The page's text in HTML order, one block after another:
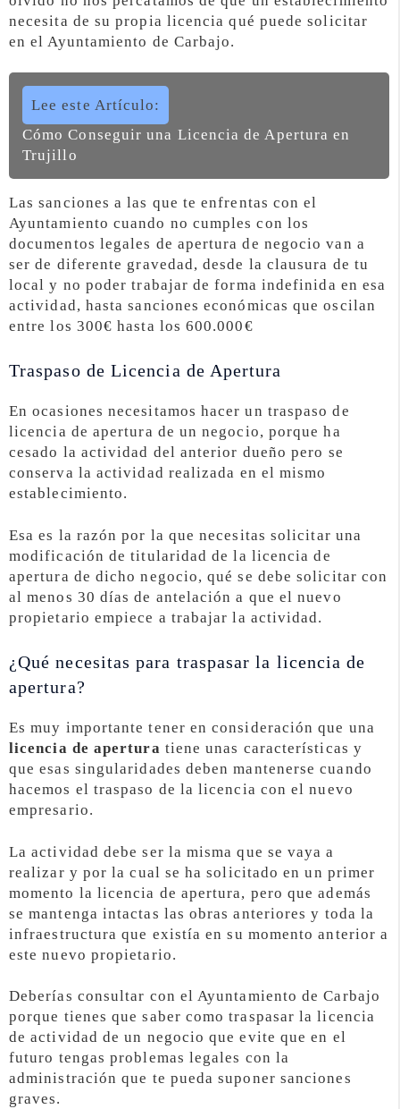
necesita de su propia licencia qué puede solicitar
en el Ayuntamiento de Carbajo.
Lee este Artículo:
Cómo Conseguir una Licencia de Apertura en
Trujillo
Las sanciones a las que te enfrentas con el
Ayuntamiento cuando no cumples con los
documentos legales de apertura de negocio van a
ser de diferente gravedad, desde la clausura de tu
local y no poder trabajar de forma indefinida en esa
actividad, hasta sanciones económicas que oscilan
entre los 300€ hasta los 600.000€
Traspaso de Licencia de Apertura
En ocasiones necesitamos hacer un traspaso de
licencia de apertura de un negocio, porque ha
cesado la actividad del anterior dueño pero se
conserva la actividad realizada en el mismo
establecimiento.
Esa es la razón por la que necesitas solicitar una
modificación de titularidad de la licencia de
apertura de dicho negocio, qué se debe solicitar con
al menos 30 días de antelación a que el nuevo
propietario empiece a trabajar la actividad.
¿Qué necesitas para traspasar la licencia de
apertura?
Es muy importante tener en consideración que una
licencia de apertura tiene unas características y
que esas singularidades deben mantenerse cuando
hacemos el traspaso de la licencia con el nuevo
empresario.
La actividad debe ser la misma que se vaya a
realizar y por la cual se ha solicitado en un primer
momento la licencia de apertura, pero que además
se mantenga intactas las obras anteriores y toda la
infraestructura que existía en su momento anterior a
este nuevo propietario.
Deberías consultar con el Ayuntamiento de Carbajo
porque tienes que saber como traspasar la licencia
de actividad de un negocio que evite que en el
futuro tengas problemas legales con la
administración que te pueda suponer sanciones
graves.